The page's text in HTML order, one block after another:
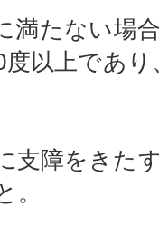
満たない場
以上であ
支障をきた